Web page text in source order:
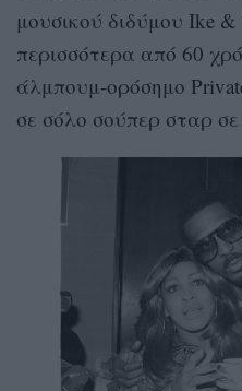
μουσικού διδύμου Ike
περισσότερα από 60
άλμπουμ-ορόσημο
σε σόλο σούπερ σταρ